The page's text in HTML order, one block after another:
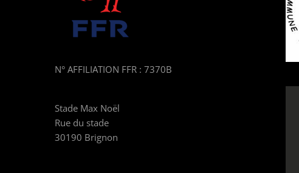
N° AFFILIATION FFR : 7370B
Stade Max Noël
Rue du stade
30190 Brignon